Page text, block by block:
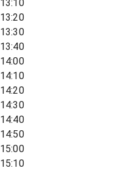
13:10
13:20
13:30
13:40
14:00
14:10
14:20
14:30
14:40
14:50
15:00
15:10